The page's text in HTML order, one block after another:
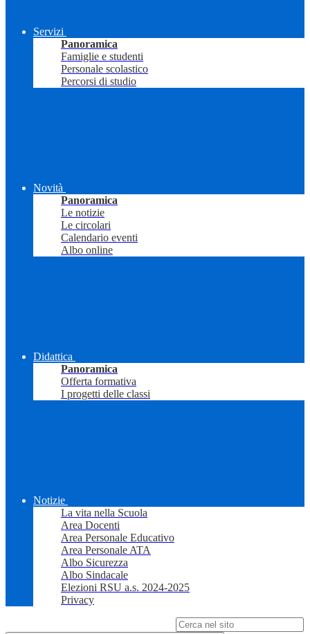
Servizi
Panoramica
Famiglie e studenti
Personale scolastico
Percorsi di studio
Novità
Panoramica
Le notizie
Le circolari
Calendario eventi
Albo online
Didattica
Panoramica
Offerta formativa
I progetti delle classi
Notizie
La vita nella Scuola
Area Docenti
Area Personale Educativo
Area Personale ATA
Albo Sicurezza
Albo Sindacale
Elezioni RSU a.s. 2024-2025
Privacy